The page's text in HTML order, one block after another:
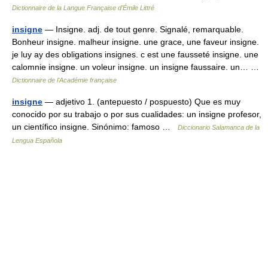
Dictionnaire de la Langue Française d'Émile Littré
insigne — Insigne. adj. de tout genre. Signalé, remarquable.
Bonheur insigne. malheur insigne. une grace, une faveur insigne.
je luy ay des obligations insignes. c est une fausseté insigne. une
calomnie insigne. un voleur insigne. un insigne faussaire. un… …
Dictionnaire de l'Académie française
insigne — adjetivo 1. (antepuesto / pospuesto) Que es muy
conocido por su trabajo o por sus cualidades: un insigne profesor,
un científico insigne. Sinónimo: famoso …
Diccionario Salamanca de la
Lengua Española